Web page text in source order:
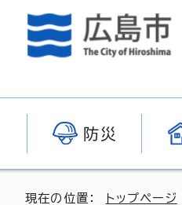
防災
現在の位置： トップページ